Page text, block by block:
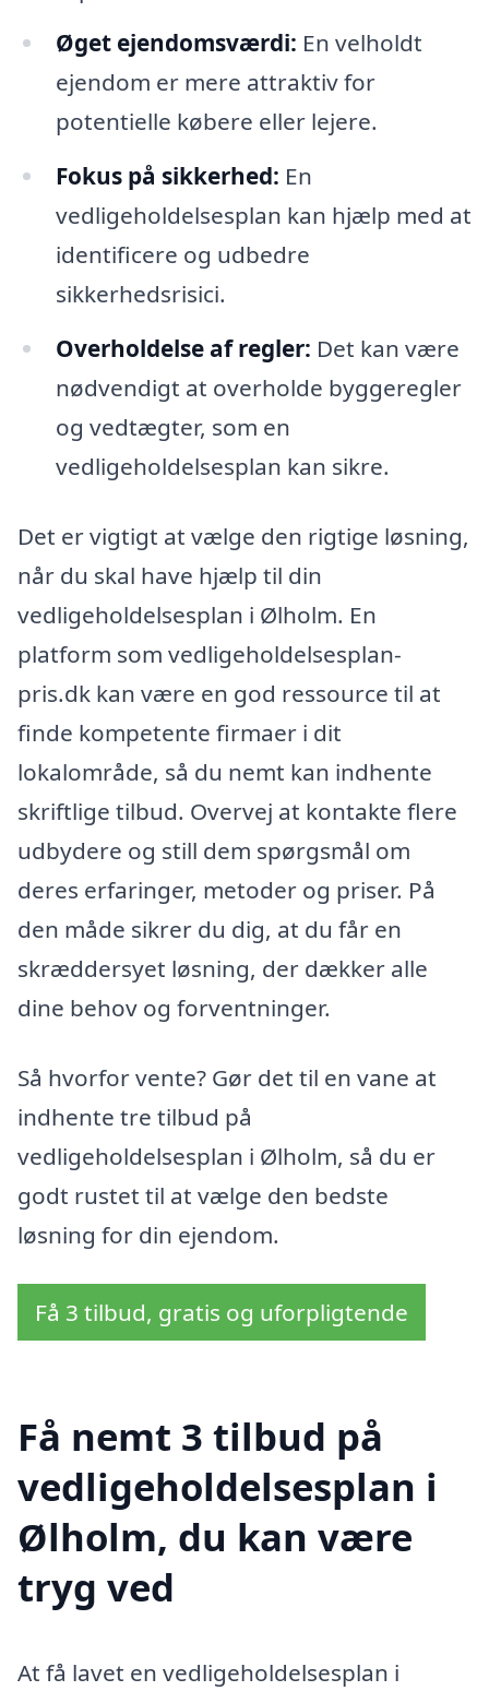
Øget ejendomsværdi: En velholdt
ejendom er mere attraktiv for
potentielle købere eller lejere.
Fokus på sikkerhed: En
vedligeholdelsesplan kan hjælp med at
identificere og udbedre
sikkerhedsrisici.
Overholdelse af regler: Det kan være
nødvendigt at overholde byggeregler
og vedtægter, som en
vedligeholdelsesplan kan sikre.
Det er vigtigt at vælge den rigtige løsning,
når du skal have hjælp til din
vedligeholdelsesplan i Ølholm. En
platform som vedligeholdelsesplan-
pris.dk kan være en god ressource til at
finde kompetente firmaer i dit
lokalområde, så du nemt kan indhente
skriftlige tilbud. Overvej at kontakte flere
udbydere og still dem spørgsmål om
deres erfaringer, metoder og priser. På
den måde sikrer du dig, at du får en
skræddersyet løsning, der dækker alle
dine behov og forventninger.
Så hvorfor vente? Gør det til en vane at
indhente tre tilbud på
vedligeholdelsesplan i Ølholm, så du er
godt rustet til at vælge den bedste
løsning for din ejendom.
Få 3 tilbud, gratis og uforpligtende
Få nemt 3 tilbud på
vedligeholdelsesplan i
Ølholm, du kan være
tryg ved
At få lavet en vedligeholdelsesplan i